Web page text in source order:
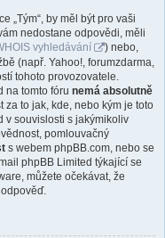
„Tým“, by měl být pro vaši
nedostane odpovědi, měli
vyhledávání
) nebo,
(např. Yahoo!, forumzdarma,
tohoto provozovatele.
na tomto fóru nemá absolutně
za to jak, kde, nebo kým je toto
v souvislosti s jakýmikoliv
pomlouvačný
s webem phpBB.com, nebo se
phpBB Limited týkající se
můžete očekávat, že